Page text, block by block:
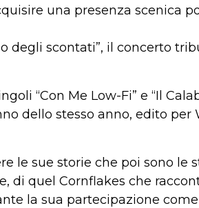
una presenza scenica
degli scontati”, il concerto
“Con Me Low-Fi” e “Il
dello stesso anno, edito per
le sue storie che poi sono le
di quel Cornflakes che
la sua partecipazione